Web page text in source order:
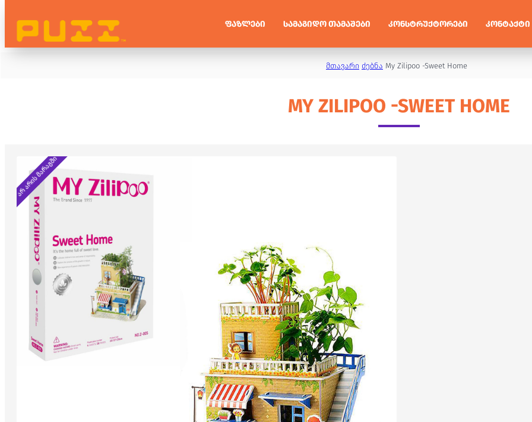
ᲤᲐᲖᲚᲔᲑᲘ ᲡᲐᲛᲐᲒᲘᲓᲝ ᲗᲐᲛᲐᲨᲔᲑᲘ ᲙᲝᲜᲡᲢᲠᲣᲥᲢᲝᲠᲔᲑᲘ ᲙᲝᲜᲢᲐᲥᲢᲘ
მთავარი ძებნა My Zilipoo -Sweet Home
MY ZILIPOO -SWEET HOME
არ არის მარაგში